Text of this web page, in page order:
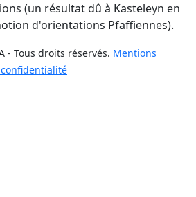
(un résultat dû à Kasteleyn en
d'orientations Pfaffiennes).
- Tous droits réservés. Mentions